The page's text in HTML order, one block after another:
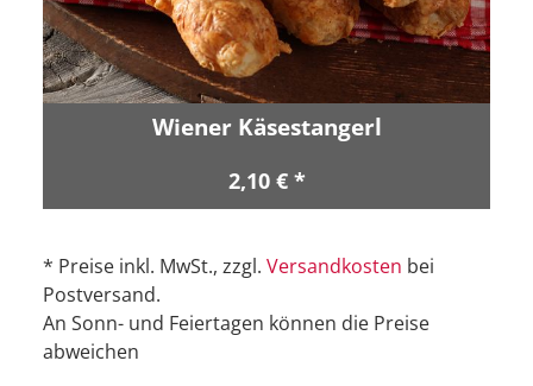
Wiener Käsestangerl
2,10 € *
* Preise inkl. MwSt., zzgl. Versandkosten bei
Postversand.
An Sonn- und Feiertagen können die Preise
abweichen